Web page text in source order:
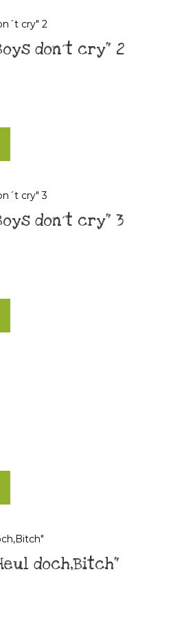
don´t cry“ 2
don´t cry“ 3
doch,Bitch“